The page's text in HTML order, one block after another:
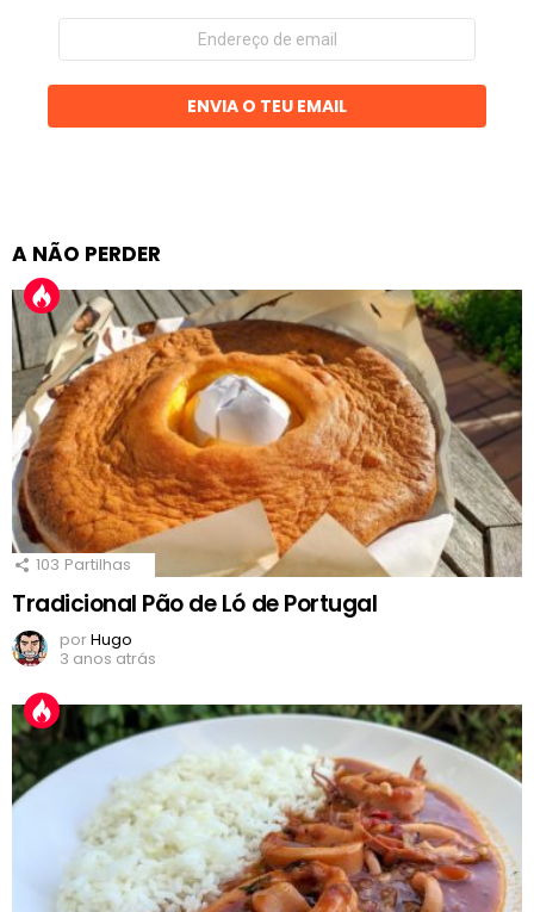
Endereço
email
ENVIA O TEU EMAIL
A NÃO PERDER
103 Partilhas
Tradicional Pão de Ló de Portugal
porHugo
3 anos atrás